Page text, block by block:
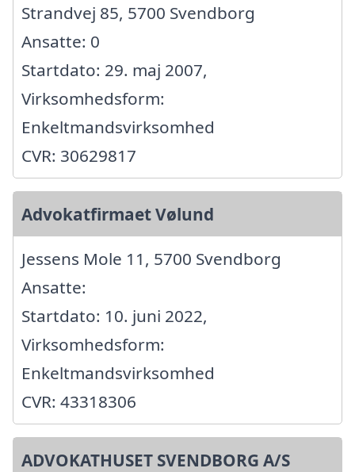
Strandvej 85, 5700 Svendborg
Ansatte: 0
Startdato: 29. maj 2007,
Virksomhedsform:
Enkeltmandsvirksomhed
CVR: 30629817
Advokatfirmaet Vølund
Jessens Mole 11, 5700 Svendborg
Ansatte:
Startdato: 10. juni 2022,
Virksomhedsform:
Enkeltmandsvirksomhed
CVR: 43318306
ADVOKATHUSET SVENDBORG A/S